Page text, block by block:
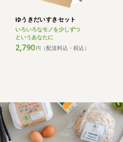
ゆうきだいすきセット
いろいろなモノを少しずつ
というあなたに
2,790 円 （配送料込・税込）